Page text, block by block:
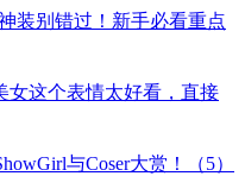
装别错过！新手必看重点
女这个表情太好看，直接
与Coser大赏！（5）